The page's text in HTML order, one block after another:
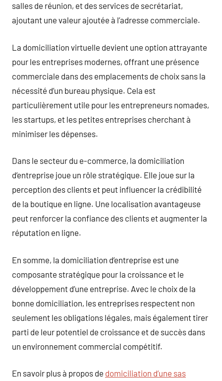
salles de réunion, et des services de secrétariat,
ajoutant une valeur ajoutée à l’adresse commerciale.
La domiciliation virtuelle devient une option attrayante
pour les entreprises modernes, offrant une présence
commerciale dans des emplacements de choix sans la
nécessité d’un bureau physique. Cela est
particulièrement utile pour les entrepreneurs nomades,
les startups, et les petites entreprises cherchant à
minimiser les dépenses.
Dans le secteur du e-commerce, la domiciliation
d’entreprise joue un rôle stratégique. Elle joue sur la
perception des clients et peut influencer la crédibilité
de la boutique en ligne. Une localisation avantageuse
peut renforcer la confiance des clients et augmenter la
réputation en ligne.
En somme, la domiciliation d’entreprise est une
composante stratégique pour la croissance et le
développement d’une entreprise. Avec le choix de la
bonne domiciliation, les entreprises respectent non
seulement les obligations légales, mais également tirer
parti de leur potentiel de croissance et de succès dans
un environnement commercial compétitif.
En savoir plus à propos de domiciliation d’une sas